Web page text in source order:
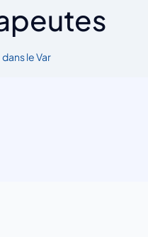
dans le Var